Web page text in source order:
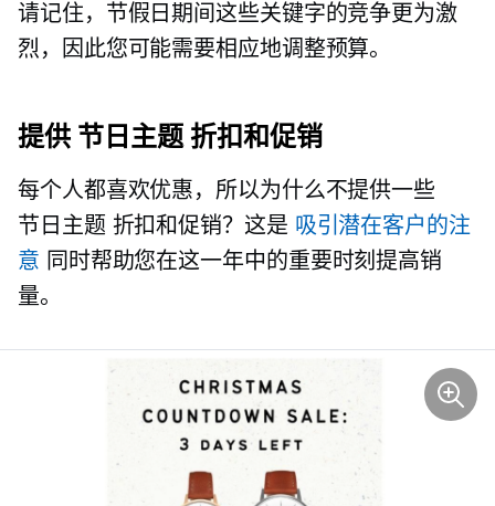
请记住，节假日期间这些关键字的竞争更为激
烈，因此您可能需要相应地调整预算。
提供 节日主题折扣和促销
每个人都喜欢优惠，所以为什么不提供一些
节日主题 折扣和促销？这是 吸引潜在客户的注
意 同时帮助您在这一年中的重要时刻提高销
量。